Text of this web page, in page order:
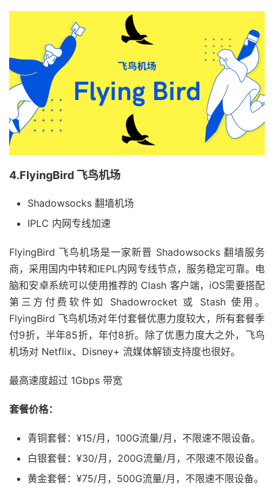
4.FlyingBird 飞鸟机场
Shadowsocks 翻墙机场
IPLC 内网专线加速
FlyingBird 飞鸟机场是一家新晋 Shadowsocks 翻墙服务
商，采用国内中转和IEPL内网专线节点，服务稳定可靠。电
脑和安卓系统可以使用推荐的 Clash 客户端，iOS需要搭配
第三方付费软件如 Shadowrocket 或 Stash 使用。
FlyingBird 飞鸟机场对年付套餐优惠力度较大，所有套餐季
付9折，半年85折，年付8折。除了优惠力度大之外，飞鸟
机场对 Netflix、Disney+ 流媒体解锁支持度也很好。
最高速度超过 1Gbps 带宽
套餐价格：
青铜套餐：¥15/月，100G流量/月，不限速不限设备。
白银套餐：¥30/月，200G流量/月，不限速不限设备。
黄金套餐：¥75/月，500G流量/月，不限速不限设备。